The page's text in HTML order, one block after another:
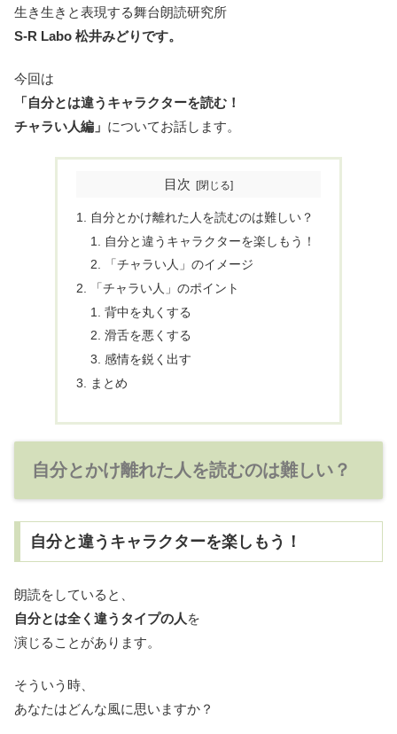
生き生きと表現する舞台朗読研究所
S-R Labo 松井みどりです。
今回は
「自分とは違うキャラクターを読む！
チャラい人編」 についてお話します。
目次
自分とかけ離れた人を読むのは難しい？
自分と違うキャラクターを楽しもう！
「チャラい人」のイメージ
「チャラい人」のポイント
背中を丸くする
滑舌を悪くする
感情を鋭く出す
まとめ
自分とかけ離れた人を読むのは難しい？
自分と違うキャラクターを楽しもう！
朗読をしていると、
自分とは全く違うタイプの人 を
演じることがあります。
そういう時、
あなたはどんな風に思いますか？